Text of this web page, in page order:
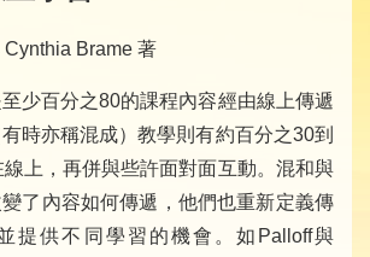
Brame 著
少百分之80的課程內容經由線上傳遞
時亦稱混成）教學則有約百分之30到
上，再併與些許面對面互動。混和與
了內容如何傳遞，他們也重新定義傳
提供不同學習的機會。如Palloff與